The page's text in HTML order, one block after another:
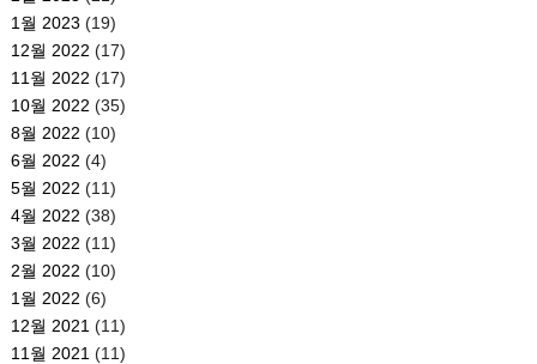
1월 2023 (19)
12월 2022 (17)
11월 2022 (17)
10월 2022 (35)
8월 2022 (10)
6월 2022 (4)
5월 2022 (11)
4월 2022 (38)
3월 2022 (11)
2월 2022 (10)
1월 2022 (6)
12월 2021 (11)
11월 2021 (11)